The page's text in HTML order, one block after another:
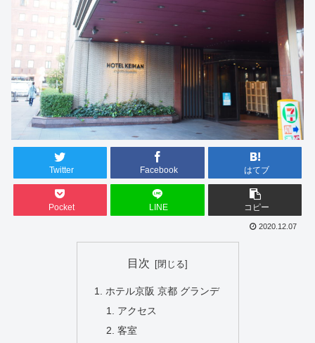
Twitter Facebook はてブ
Pocket LINE コピー
2020.12.07
目次
ホテル京阪 京都 グランデ
アクセス
客室